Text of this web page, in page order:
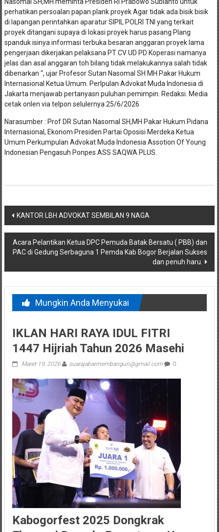
perhatikan persoalan papan plank proyek Agar tidak ada bisik bisik
di lapangan perintahkan aparatur SIPIL POLRI TNI yang terkait
proyek ditangani supaya di lokasi proyek harus pasang Plang
spanduk isinya informasi terbuka besaran anggaran proyek lama
pengerjaan dikerjakan pelaksana PT CV UD PD Koperasi namanya
jelas dan asal anggaran toh bilang tidak melakukannya salah tidak
dibenarkan “, ujar Profesor Sutan Nasomal SH MH Pakar Hukum
Internasional Ketua Umum. Perlpulan Advokat Muda Indonesia di
Jakarta menjawab pertanyasn puluhan pemimpin. Redaksi. Media
cetak onlen via telpon selulernya 25/6/2026
Narasumber : Prof DR Sutan Nasomal SH,MH Pakar Hukum Pidana
Internasional, Ekonom Presiden Partai Oposisi Merdeka Ketua
Umum Perkumpulan Advokat Muda Indonesia Assotion Of Young
Indonesian Pengasuh Ponpes ASS SAQWA PLUS.
Navigasi
pos
KANTOR LBH ADVOKAT SEMBILAN 9 NAGA
Acara Pelantikan Ketua DPC Pemuda Batak Bersatu ( PBB) dan
PAC di Gedung Serbaguna 1 Pemda Kab Bogor Berjalan Sukses
dan penuh haru.
Mungkin Anda Menyukai
IKLAN HARI RAYA IDUL FITRI
1447 Hijriah Tahun 2026 Masehi
Maret 19, 2026 suarajabarmembangun@gmail.com 0
Kabogorfest 2025 Dongkrak